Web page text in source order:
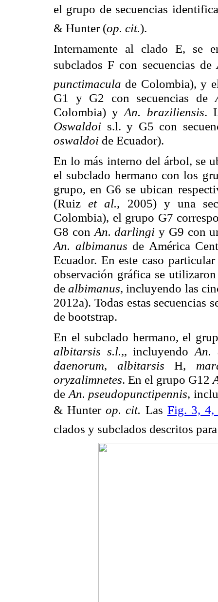
el grupo de secuencias
& Hunter (op. cit.).
Internamente al clado E, se
subclados F con secuencias de
punctimacula de Colombia), y
G1 y G2 con secuencias de
Colombia) yAn. braziliensis.
Oswaldoi s.l. y G5 con
oswaldoi de Ecuador).
En lo más interno del árbol, se
el subclado hermano con los
grupo, en G6 se ubican
(Ruizet al., 2005) y una
Colombia), el grupo G7
G8 con An. darlingiy G9 con
An. albimanus de América
Ecuador. En este caso
observación gráfica se
dealbimanus, incluyendo las
2012a). Todas estas secuencias
de bootstrap.
En el subclado hermano, el
albitarsis s.l.,, incluyendo An.
daenorum, albitarsis H,
oryzalimnetes. En el grupo G12
de An. pseudopunctipennis,
& Hunterop. cit. Las Fig. 3,
clados y subclados descritos